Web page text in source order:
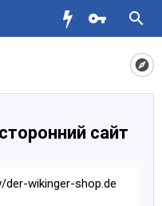
сайт
wikinger-shop.de